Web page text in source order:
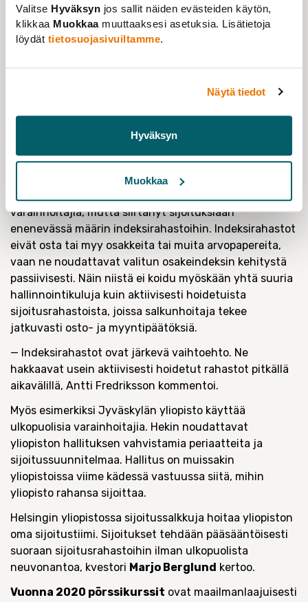
Valitse Hyväksyn jos sallit näiden evästeiden käytön,
klikkaa Muokkaamuuttaaksesi asetuksia. Lisätietoja
löydät tietosuojasivuiltamme.
Näytä tiedot
Hyväksyn
Muokkaa
Lapin yliopisto varautui jo tilikauden aikana
osakemarkkinoiden laskuun ja loppuvuodesta 2019
miljoonaa euroa. Ilman käteisvaroja sijoitusomaisuuden
tuotto vuonna 2019 oli 13,4 prosenttia. Vuoden 2020
Lapin yliopiston sijoitusstrategia on lukujen valossa
toiminut kuluvana pörssivuotena, joka on ollut
koronapandemian takia poikkeuksellisen yllätyksellinen.
Yliopistojen sijoitusstrategiat vaihtelevat muutenkin.
Turun yliopisto esimerkiksi on käyttänyt ulkopuolisia
varainhoitajia, mutta siirtänyt sijoituksiaan
enenevässä määrin indeksirahastoihin. Indeksirahastot
eivät osta tai myy osakkeita tai muita arvopapereita,
vaan ne noudattavat valitun osakeindeksin kehitystä
passiivisesti. Näin niistä ei koidu myöskään yhtä suuria
hallinnointikuluja kuin aktiivisesti hoidetuista
sijoitusrahastoista, joissa salkunhoitaja tekee
jatkuvasti osto- ja myyntipäätöksiä.
— Indeksirahastot ovat järkevä vaihtoehto. Ne
hakkaavat usein aktiivisesti hoidetut rahastot pitkällä
aikavälillä, Antti Fredriksson kommentoi.
Myös esimerkiksi Jyväskylän yliopisto käyttää
ulkopuolisia varainhoitajia. Hekin noudattavat
yliopiston hallituksen vahvistamia periaatteita ja
sijoitussuunnitelmaa. Hallitus on muissakin
yliopistoissa viime kädessä vastuussa siitä, mihin
yliopisto rahansa sijoittaa.
Helsingin yliopistossa sijoitussalkkuja hoitaa yliopiston
oma sijoitustiimi. Sijoitukset tehdään pääsääntöisesti
suoraan sijoitusrahastoihin ilman ulkopuolista
neuvonantoa, kvestori Marjo Berglund kertoo.
Vuonna 2020 pörssikurssit ovat maailmanlaajuisesti